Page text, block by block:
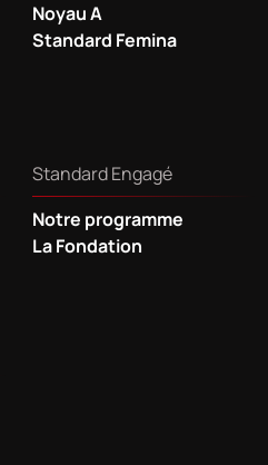
Noyau A
Standard Femina
Standard Engagé
Notre programme
La Fondation